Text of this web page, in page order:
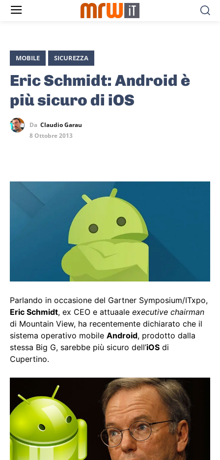
MOBILE SICUREZZA
Eric Schmidt: Android è
più sicuro di iOS
Da Claudio Garau
8 Ottobre 2013
Parlando in occasione del Gartner Symposium/ITxpo,
Eric Schmidt, ex CEO e attuaale executive chairman
di Mountain View, ha recentemente dichiarato che il
sistema operativo mobile Android, prodotto dalla
stessa Big G, sarebbe più sicuro dell’iOS di
Cupertino.